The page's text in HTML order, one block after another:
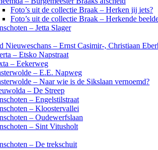
Foto’s uit de collectie Braak – Herken jij iets?
Foto’s uit de collectie Braak – Herkende
– Jetta Slager
Nieuweschans – Ernst Casimir-, Christiaan
– Etsko Napstraat
– Eekerweg
– E.E. Napweg
– Naar wie is de Sikslaan vernoemd?
– De Streep
– Engelstilstraat
– Kloostervallei
– Oudewerfslaan
– Sint Vitusholt
– De trekschuit